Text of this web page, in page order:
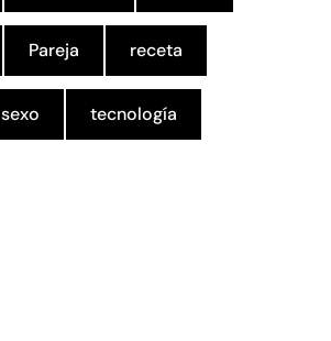
Pareja receta
sexo tecnología